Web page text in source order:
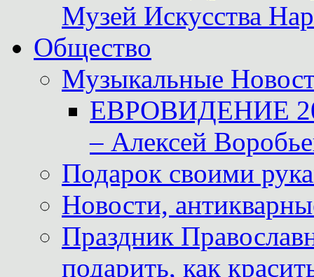
Музей Искусства
Общество
Музыкальные
ЕВРОВИДЕНИЕ
– Алексей
Подарок своими
Новости,
Праздник
подарить, как